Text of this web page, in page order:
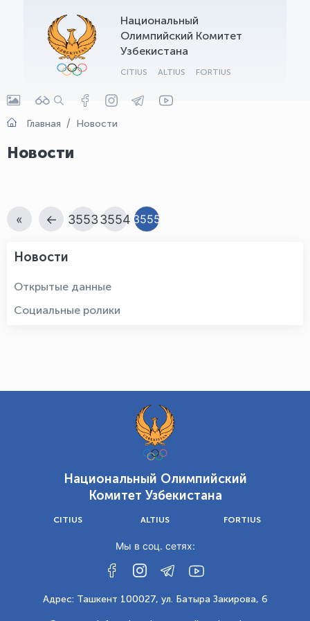
Национальный
Олимпийский Комитет
Узбекистана
CITIUS ALTIUS FORTIUS
Главная Новости
Новости
« ← 35533554 3555
Новости
Открытые данные
Социальные ролики
Национальный Олимпийский
Комитет Узбекистана
CITIUS ALTIUS FORTIUS
Мы в соц. сетях:
Адрес: Ташкент 100027, ул. Батыра Закирова, 6
OLYMPCHIK AI - yordamchi
Онлайн · olympic.uz